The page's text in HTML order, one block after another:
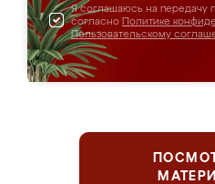
Я соглашаюсь на передачу
согласно Политике
Пользовательскому